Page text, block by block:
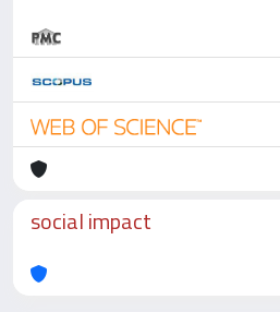
social impact